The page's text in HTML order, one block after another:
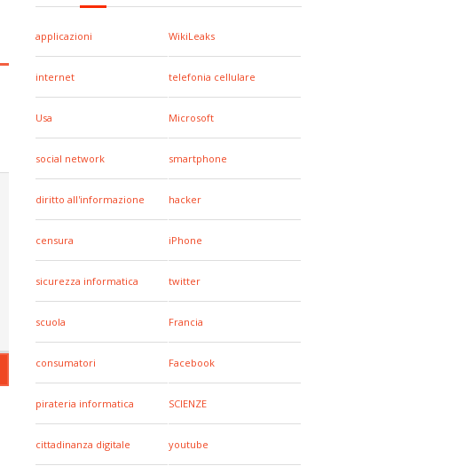
applicazioni WikiLeaks
internet telefonia cellulare
Usa Microsoft
social network smartphone
diritto all'informazione hacker
censura iPhone
sicurezza informatica twitter
scuola Francia
consumatori Facebook
pirateria informatica SCIENZE
cittadinanza digitale youtube